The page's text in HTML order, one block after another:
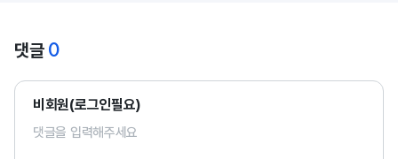
댓글 0
비회원(로그인필요)